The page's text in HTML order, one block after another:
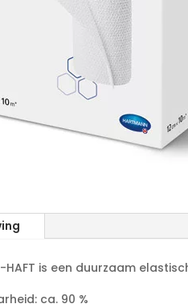
HAFT is een duurzaam
ca. 90 %